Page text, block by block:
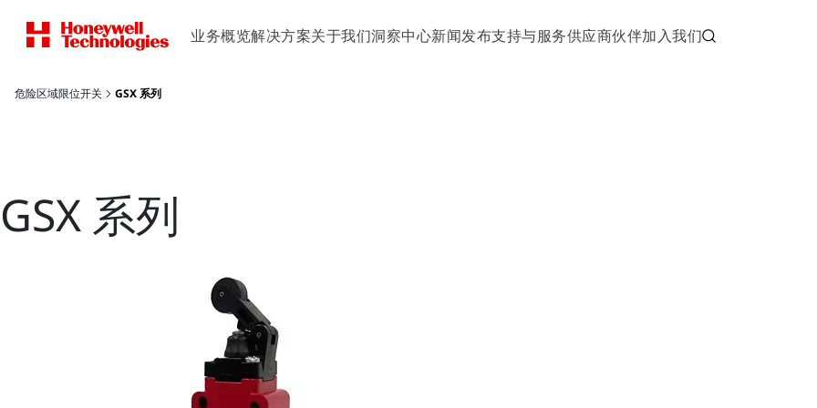
业务概览解决方案关于我们洞察中心新闻发布支持与服务供应商伙伴加入我们
危险区域限位开关 GSX 系列
GSX 系列